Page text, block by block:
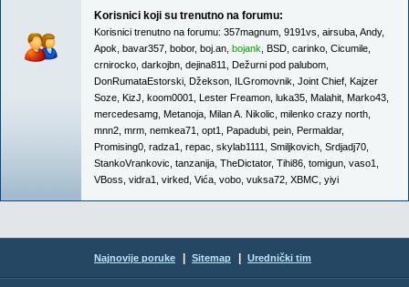
Korisnici koji su trenutno na forumu:
Korisnici trenutno na forumu: 357magnum 9191vs airsuba Andy,
Apok bavar357 bobor, boj.an bojank BSD carinko Cicumile
crnirocko darkojbn dejina811 Dežurni pod palubom
DonRumataEstorski Džekson ILGromovnik Joint Chief Kajzer
Soze KizJ koom0001 Lester Freamon luka35 Malahit Marko43
mercedesamg Metanoja Milan A. Nikolic milenko crazy north
mnn2 mrm nemkea71 opt1 Papadubi pein Permaldar,
Promising0 radza1 repac skylab1111 Smiljkovich Srdjadj70
StankoVrankovic tanzanija TheDictator, Tihi86 tomigun vaso1
VBoss vidra1 virked Vića vobo vuksa72 XBMC yiyi
Najnovije poruke Sitemap Urednički tim